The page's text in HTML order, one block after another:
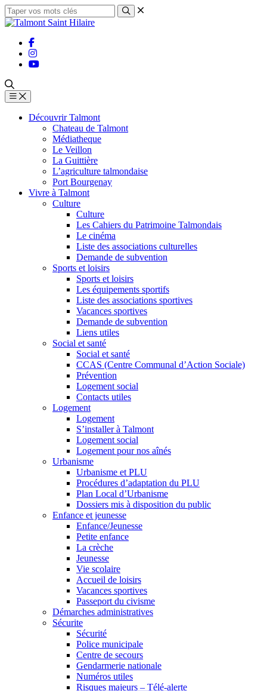
Découvrir Talmont
Chateau de Talmont
Médiatheque
Le Veillon
La Guittière
L’agriculture talmondaise
Port Bourgenay
Vivre à Talmont
Culture
Culture
Les Cahiers du Patrimoine Talmondais
Le cinéma
Liste des associations culturelles
Demande de subvention
Sports et loisirs
Sports et loisirs
Les équipements sportifs
Liste des associations sportives
Vacances sportives
Demande de subvention
Liens utiles
Social et santé
Social et santé
CCAS (Centre Communal d’Action Sociale)
Prévention
Logement social
Contacts utiles
Logement
Logement
S’installer à Talmont
Logement social
Logement pour nos aînés
Urbanisme
Urbanisme et PLU
Procédures d’adaptation du PLU
Plan Local d’Urbanisme
Dossiers mis à disposition du public
Enfance et jeunesse
Enfance/Jeunesse
Petite enfance
La crèche
Jeunesse
Vie scolaire
Accueil de loisirs
Vacances sportives
Passeport du civisme
Démarches administratives
Sécurite
Sécurité
Police municipale
Centre de secours
Gendarmerie nationale
Numéros utiles
Risques majeurs – Télé-alerte